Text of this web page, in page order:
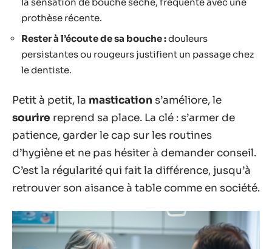
prothèse récente.
Rester à l’écoute de sa bouche :douleurs
persistantes ou rougeurs justifient un passage chez
le dentiste.
Petit à petit, la mastication s’améliore, le
sourire reprend sa place. La clé : s’armer de
patience, garder le cap sur les routines
d’hygiène et ne pas hésiter à demander conseil.
C’est la régularité qui fait la différence, jusqu’à
retrouver son aisance à table comme en société.